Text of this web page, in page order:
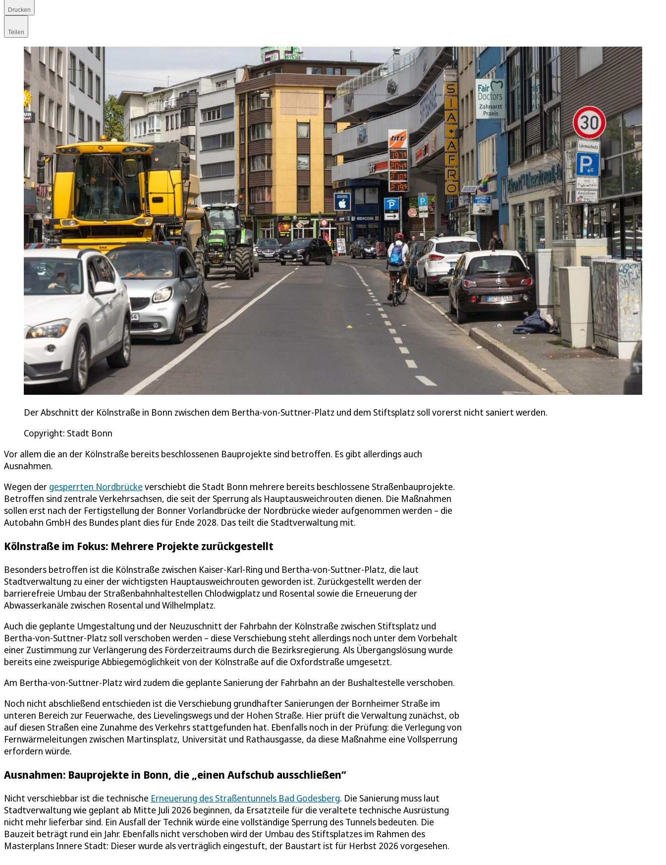
Drucken
Teilen
Der Abschnitt der Kölnstraße in Bonn zwischen dem Bertha-von-Suttner-Platz und dem Stiftsplatz soll vorerst nicht saniert werden.
Copyright: Stadt Bonn
Vor allem die an der Kölnstraße bereits beschlossenen Bauprojekte sind betroffen. Es gibt allerdings auch
Ausnahmen.
Wegen der gesperrten Nordbrücke verschiebt die Stadt Bonn mehrere bereits beschlossene Straßenbauprojekte.
Betroffen sind zentrale Verkehrsachsen, die seit der Sperrung als Hauptausweichrouten dienen. Die Maßnahmen
sollen erst nach der Fertigstellung der Bonner Vorlandbrücke der Nordbrücke wieder aufgenommen werden – die
Autobahn GmbH des Bundes plant dies für Ende 2028. Das teilt die Stadtverwaltung mit.
Kölnstraße im Fokus: Mehrere Projekte zurückgestellt
Besonders betroffen ist die Kölnstraße zwischen Kaiser-Karl-Ring und Bertha-von-Suttner-Platz, die laut
Stadtverwaltung zu einer der wichtigsten Hauptausweichrouten geworden ist. Zurückgestellt werden der
barrierefreie Umbau der Straßenbahnhaltestellen Chlodwigplatz und Rosental sowie die Erneuerung der
Abwasserkanäle zwischen Rosental und Wilhelmplatz.
Auch die geplante Umgestaltung und der Neuzuschnitt der Fahrbahn der Kölnstraße zwischen Stiftsplatz und
Bertha-von-Suttner-Platz soll verschoben werden – diese Verschiebung steht allerdings noch unter dem Vorbehalt
einer Zustimmung zur Verlängerung des Förderzeitraums durch die Bezirksregierung. Als Übergangslösung wurde
bereits eine zweispurige Abbiegemöglichkeit von der Kölnstraße auf die Oxfordstraße umgesetzt.
Am Bertha-von-Suttner-Platz wird zudem die geplante Sanierung der Fahrbahn an der Bushaltestelle verschoben.
Noch nicht abschließend entschieden ist die Verschiebung grundhafter Sanierungen der Bornheimer Straße im
unteren Bereich zur Feuerwache, des Lievelingswegs und der Hohen Straße. Hier prüft die Verwaltung zunächst, ob
auf diesen Straßen eine Zunahme des Verkehrs stattgefunden hat. Ebenfalls noch in der Prüfung: die Verlegung von
Fernwärmeleitungen zwischen Martinsplatz, Universität und Rathausgasse, da diese Maßnahme eine Vollsperrung
erfordern würde.
Ausnahmen: Bauprojekte in Bonn, die „einen Aufschub ausschließen“
Nicht verschiebbar ist die technische Erneuerung des Straßentunnels Bad Godesberg. Die Sanierung muss laut
Stadtverwaltung wie geplant ab Mitte Juli 2026 beginnen, da Ersatzteile für die veraltete technische Ausrüstung
nicht mehr lieferbar sind. Ein Ausfall der Technik würde eine vollständige Sperrung des Tunnels bedeuten. Die
Bauzeit beträgt rund ein Jahr. Ebenfalls nicht verschoben wird der Umbau des Stiftsplatzes im Rahmen des
Masterplans Innere Stadt: Dieser wurde als verträglich eingestuft, der Baustart ist für Herbst 2026 vorgesehen.